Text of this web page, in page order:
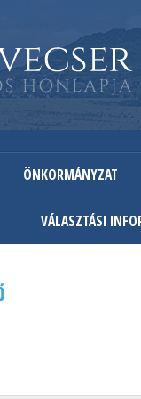
ÖNKORMÁNYZAT
VÁLASZTÁSI